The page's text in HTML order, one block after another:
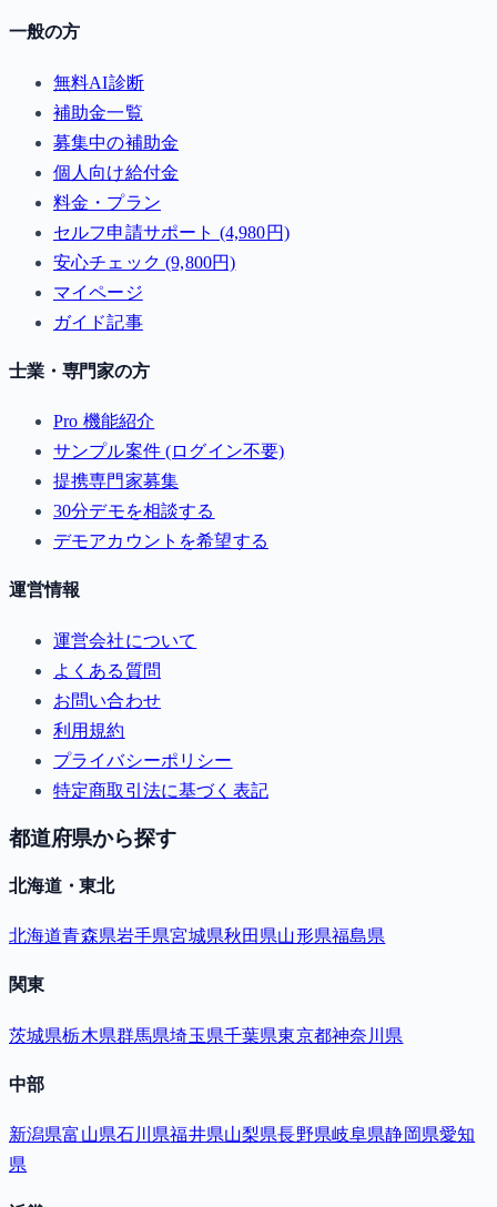
一般の方
無料AI診断
補助金一覧
募集中の補助金
個人向け給付金
料金・プラン
セルフ申請サポート (4,980円)
安心チェック (9,800円)
マイページ
ガイド記事
士業・専門家の方
Pro 機能紹介
サンプル案件 (ログイン不要)
提携専門家募集
30分デモを相談する
デモアカウントを希望する
運営情報
運営会社について
よくある質問
お問い合わせ
利用規約
プライバシーポリシー
特定商取引法に基づく表記
都道府県から探す
北海道・東北
北海道青森県岩手県宮城県秋田県山形県福島県
関東
茨城県栃木県群馬県埼玉県千葉県東京都神奈川県
中部
新潟県富山県石川県福井県山梨県長野県岐阜県静岡県愛知
県